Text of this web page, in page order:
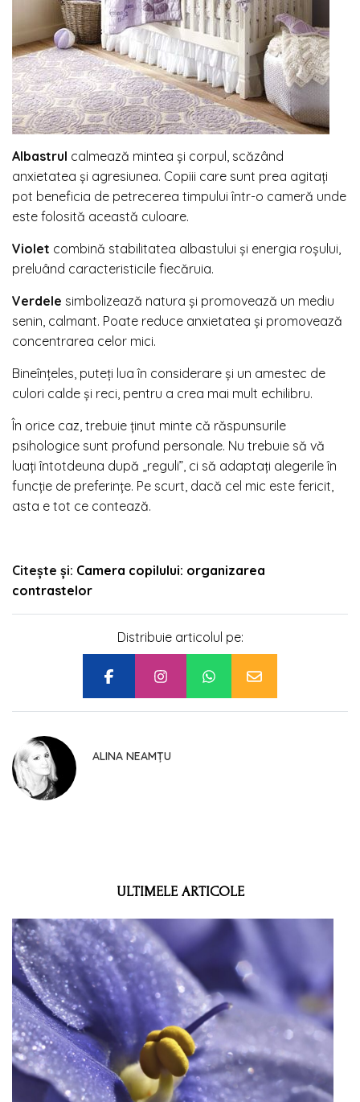
Albastrul calmează mintea și corpul, scăzând
anxietatea și agresiunea. Copiii care sunt prea agitați
pot beneficia de petrecerea timpului într-o cameră unde
este folosită această culoare.
Violet combină stabilitatea albastului și energia roșului,
preluând caracteristicile fiecăruia.
Verdele simbolizează natura și promovează un mediu
senin, calmant. Poate reduce anxietatea și promovează
concentrarea celor mici.
Bineînțeles, puteți lua în considerare și un amestec de
culori calde și reci, pentru a crea mai mult echilibru.
În orice caz, trebuie ținut minte că răspunsurile
psihologice sunt profund personale. Nu trebuie să vă
luați întotdeuna după „reguli”, ci să adaptați alegerile în
funcție de preferințe. Pe scurt, dacă cel mic este fericit,
asta e tot ce contează.
Citește și: Camera copilului: organizarea
contrastelor
Distribuie articolul pe:
ALINA NEAMȚU
ULTIMELE ARTICOLE